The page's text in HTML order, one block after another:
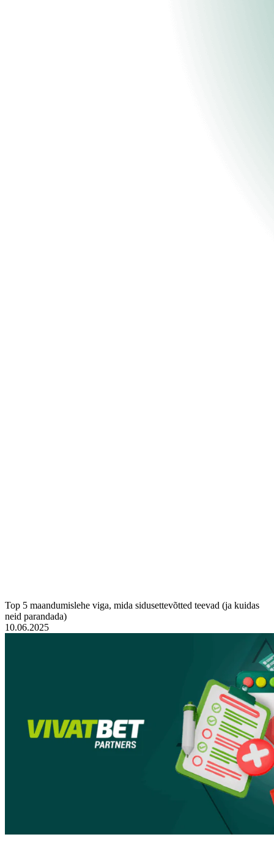
Top 5 maandumislehe viga, mida sidusettevõtted teevad (ja kuidas
neid parandada)
10.06.2025